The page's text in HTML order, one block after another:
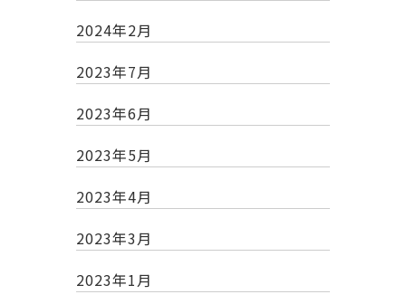
2024年2月
2023年7月
2023年6月
2023年5月
2023年4月
2023年3月
2023年1月